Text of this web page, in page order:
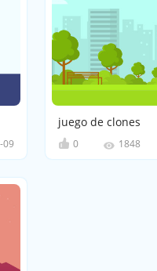
09
juego de clones
0 1848